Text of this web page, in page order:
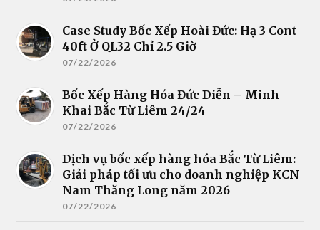
Case Study Bốc Xếp Hoài Đức: Hạ 3 Cont
40ft Ở QL32 Chỉ 2.5 Giờ
07/22/2026
Bốc Xếp Hàng Hóa Đức Diễn – Minh
Khai Bắc Từ Liêm 24/24
07/22/2026
Dịch vụ bốc xếp hàng hóa Bắc Từ Liêm:
Giải pháp tối ưu cho doanh nghiệp KCN
Nam Thăng Long năm 2026
07/22/2026